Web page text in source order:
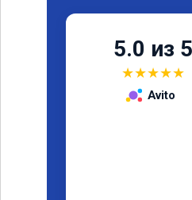
5.0 из 5
★★★★★
Avito